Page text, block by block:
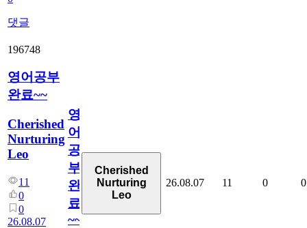
댓글
196748
영어공부
완료~~
Cherished
Nurturing
Leo
11
0
0
26.08.07
영
어
공
부
완
료
~~
Cherished
Nurturing
Leo
26.08.07 11 0 0